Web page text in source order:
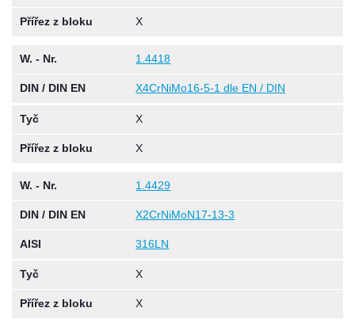
Přířez z bloku X
W. - Nr. 1.4418
DIN / DIN EN X4CrNiMo16-5-1 dle EN / DIN
Tyč X
Přířez z bloku X
W. - Nr. 1.4429
DIN / DIN EN X2CrNiMoN17-13-3
AISI 316LN
Tyč X
Přířez z bloku X